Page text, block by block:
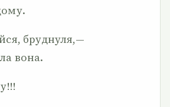
бруднуля,—
вона.